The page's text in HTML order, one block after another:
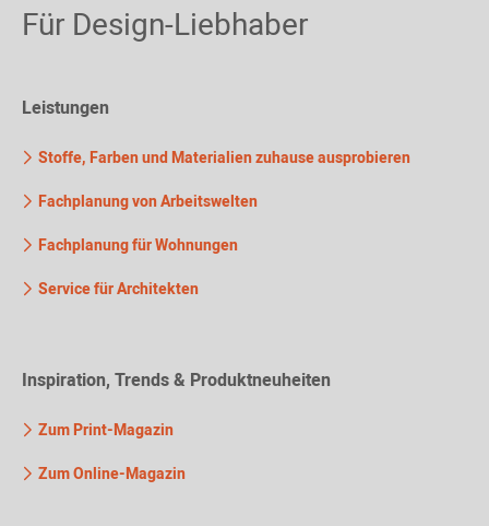
Für Design-Liebhaber
Leistungen
Stoffe, Farben und Materialien zuhause ausprobieren
Fachplanung von Arbeitswelten
Fachplanung für Wohnungen
Service für Architekten
Inspiration, Trends & Produktneuheiten
Zum Print-Magazin
Zum Online-Magazin